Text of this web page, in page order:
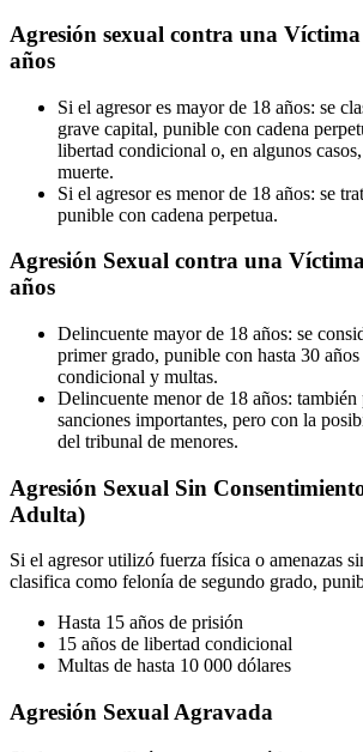
Agresión sexual contra una
años
Si el agresor es mayor de 18 años: se
grave capital, punible con cadena
libertad condicional o, en algunos
muerte.
Si el agresor es menor de 18 años: se
punible con cadena perpetua.
Agresión Sexual contra una
años
Delincuente mayor de 18 años: se
primer grado, punible con hasta 30
condicional y multas.
Delincuente menor de 18 años: también
sanciones importantes, pero con la
del tribunal de menores.
Agresión Sexual Sin
Adulta)
Si el agresor utilizó fuerza física o amenazas
clasifica como felonía de segundo grado,
Hasta 15 años de prisión
15 años de libertad condicional
Multas de hasta 10 000 dólares
Agresión Sexual Agravada